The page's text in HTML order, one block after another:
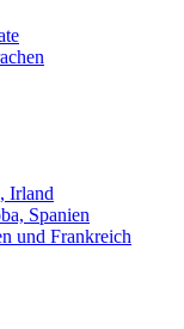
Irland
Spanien
und Frankreich